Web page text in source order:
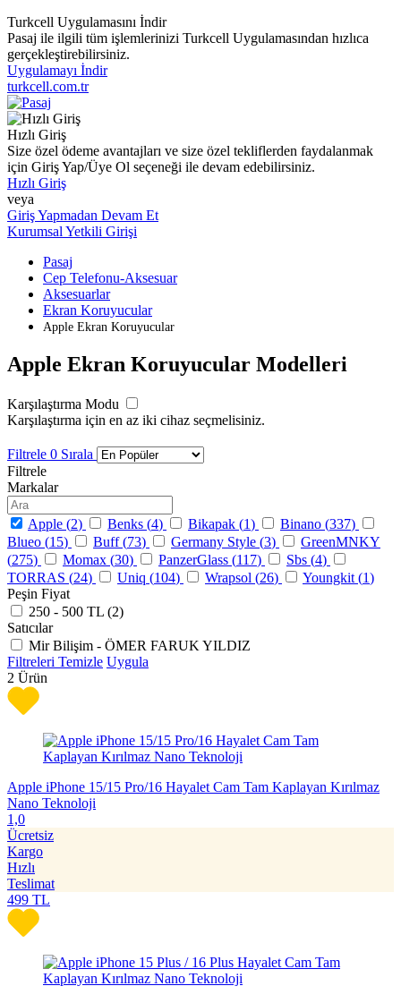
Turkcell Uygulamasını İndir
Pasaj ile ilgili tüm işlemlerinizi Turkcell Uygulamasından hızlıca
gerçekleştirebilirsiniz.
Uygulamayı İndir
turkcell.com.tr
Hızlı Giriş
Size özel ödeme avantajları ve size özel tekliflerden faydalanmak
için Giriş Yap/Üye Ol seçeneği ile devam edebilirsiniz.
Hızlı Giriş
veya
Giriş Yapmadan Devam Et
Kurumsal Yetkili Girişi
Pasaj
Cep Telefonu-Aksesuar
Aksesuarlar
Ekran Koruyucular
Apple Ekran Koruyucular
Apple Ekran Koruyucular Modelleri
Karşılaştırma Modu
Karşılaştırma için en az iki cihaz seçmelisiniz.
Filtrele 0 Sırala
Filtrele
Markalar
Apple (2) Benks (4) Bikapak (1) Binano (337)
Blueo (15) Buff (73) Germany Style (3)
GreenMNKY
(275) Momax (30) PanzerGlass (117) Sbs (4)
TORRAS (24) Uniq (104) Wrapsol (26) Youngkit (1)
Peşin Fiyat
250 - 500 TL (2)
Satıcılar
Mir Bilişim - ÖMER FARUK YILDIZ
Filtreleri Temizle Uygula
2 Ürün
Apple iPhone 15/15 Pro/16 Hayalet Cam Tam Kaplayan Kırılmaz
Nano Teknoloji
1,0
Ücretsiz
Kargo
Hızlı
Teslimat
499 TL